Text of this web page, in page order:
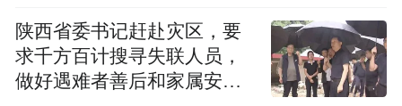
陕西省委书记赶赴灾区，要
求千方百计搜寻失联人员，
做好遇难者善后和家属安抚